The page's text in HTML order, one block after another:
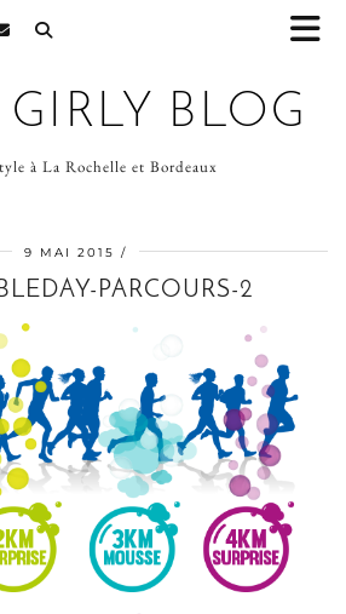
BLOG
à La Rochelle et Bordeaux
9 MAI 2015
PARCOURS-2